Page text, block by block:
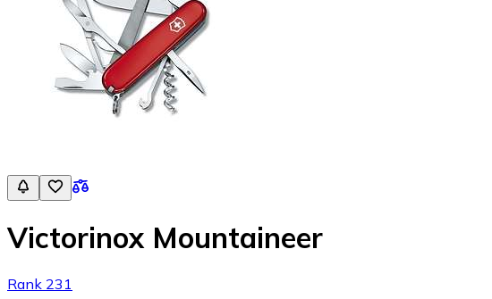
Victorinox Mountaineer
Rank 231